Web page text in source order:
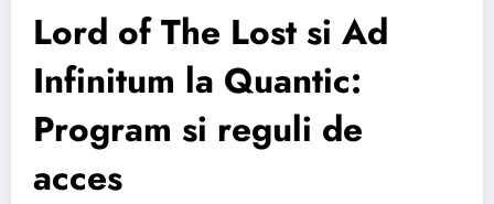
Lord of The Lost si Ad
Infinitum la Quantic:
Program si reguli de
acces